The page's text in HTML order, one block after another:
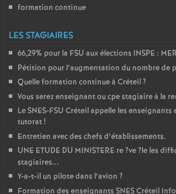
formation continue
LES STAGIAIRES
66,29% pour la FSU aux élections INSPE :
Pétition pour l’augmentation du nombre de
Quelle formation continue à Créteil?
Vous serez enseignant ou cpe stagiaire à la
LeSNES-FSU Créteil appelle les enseignants
tutorat!
Entretien avec des chefs d’établissements.
UNE ETUDE DU MINISTERE re?ve?le les
stagiaires...
Y-a-t-il un pilote dans l’avion ?
Formation des enseignants SNESCréteil